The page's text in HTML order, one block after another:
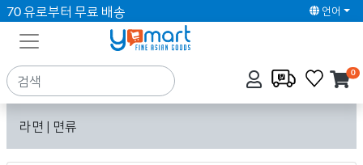
70 유로부터 무료 배송 언어
0
라면 | 면류